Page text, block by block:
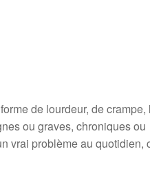
de lourdeur, de crampe,
ou graves, chroniques ou
vrai problème au quotidien,